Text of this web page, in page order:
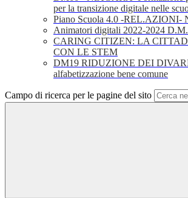
per la transizione digitale nelle
Piano Scuola 4.0 -REL.AZIONI-
Animatori digitali 2022-2024
CARING CITIZEN: LA
CON LE STEM
DM19 RIDUZIONE DEI
alfabetizzazione bene comune
Campo di ricerca per le pagine del sito